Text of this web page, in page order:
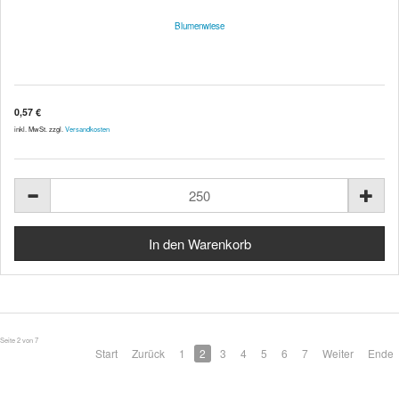
Blumenwiese
0,57 €
inkl. MwSt. zzgl. Versandkosten
Seite 2 von 7
Start Zurück 1 2 3 4 5 6 7 Weiter Ende